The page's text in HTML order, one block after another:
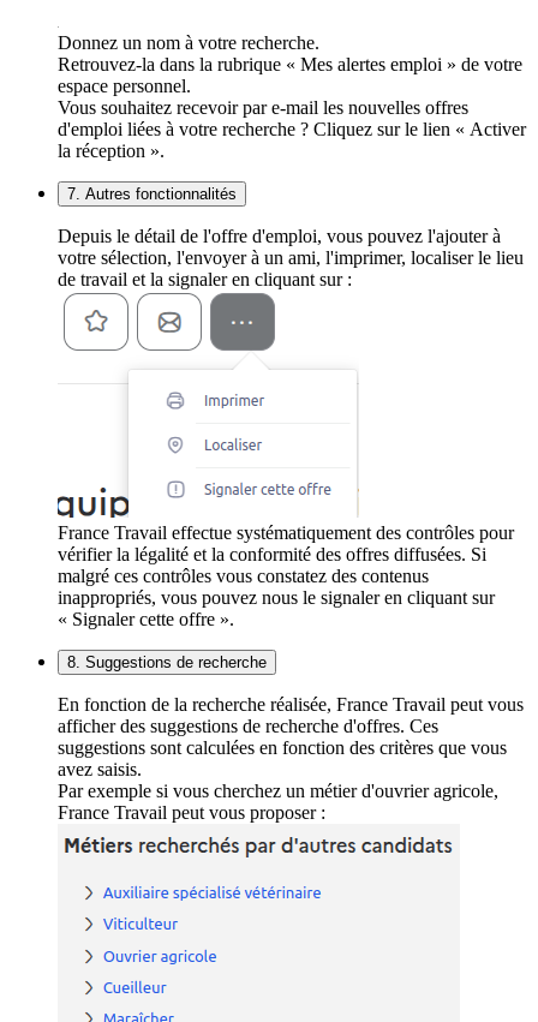
Donnez un nom à votre recherche.
Retrouvez-la dans la rubrique « Mes alertes emploi » de votre
espace personnel.
Vous souhaitez recevoir par e-mail les nouvelles offres
d'emploi liées à votre recherche ? Cliquez sur le lien « Activer
la réception ».
7. Autres fonctionnalités
Depuis le détail de l'offre d'emploi, vous pouvez l'ajouter à
votre sélection, l'envoyer à un ami, l'imprimer, localiser le lieu
de travail et la signaler en cliquant sur :
France Travail effectue systématiquement des contrôles pour
vérifier la légalité et la conformité des offres diffusées. Si
malgré ces contrôles vous constatez des contenus
inappropriés, vous pouvez nous le signaler en cliquant sur
« Signaler cette offre ».
8. Suggestions de recherche
En fonction de la recherche réalisée, France Travail peut vous
afficher des suggestions de recherche d'offres. Ces
suggestions sont calculées en fonction des critères que vous
avez saisis.
Par exemple si vous cherchez un métier d'ouvrier agricole,
France Travail peut vous proposer :